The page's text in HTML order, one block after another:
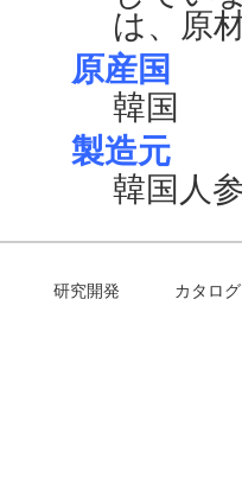
は、原
原産国
韓国
製造元
韓国人
研究開発 カタロ